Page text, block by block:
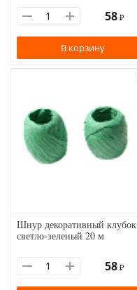
58 ₽
В корзину
Шнур декоративный клубок
светло-зеленый 20 м
58 ₽